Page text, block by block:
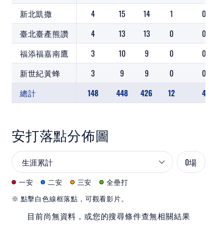
新北凱撒
4 15 14 1
0
臺北臺產熊讚
4 13 13 0
0
福添福嘉南鷹
3 10 9 0
0
新世紀黃蜂
3 9 9 0
0
總計
148 448 426 12 4
安打落點分佈圖
0場
一安 二安 三安
全壘打
※ 點擊白色線框落點，可觀看影片。
目前尚無資料，或您的搜尋條件查無相關結果